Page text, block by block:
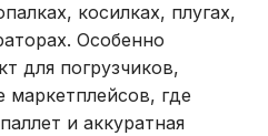
косилках, плугах,
Особенно
для погрузчиков,
где
и аккуратная